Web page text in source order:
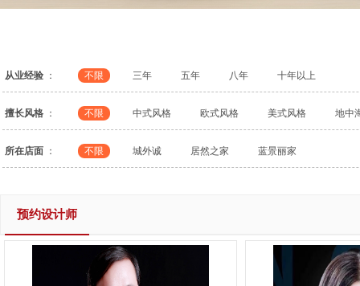
从业经验 ： 不限 三年 五年 八年 十年以上
擅长风格 ： 不限 中式风格 欧式风格 美式风格 地中
所在店面 ： 不限 城外诚 居然之家 蓝景丽家
预约设计师